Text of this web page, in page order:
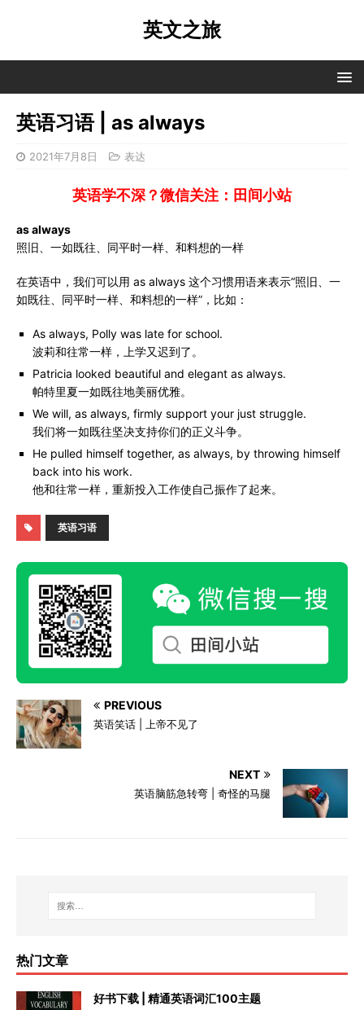
英文之旅
英语习语 | as always
2021年7月8日 表达
英语学不深？微信关注：田间小站
as always
照旧、一如既往、同平时一样、和料想的一样
在英语中，我们可以用 as always 这个习惯用语来表示“照旧、一
如既往、同平时一样、和料想的一样”，比如：
As always, Polly was late for school.
波莉和往常一样，上学又迟到了。
Patricia looked beautiful and elegant as always.
帕特里夏一如既往地美丽优雅。
We will, as always, firmly support your just struggle.
我们将一如既往坚决支持你们的正义斗争。
He pulled himself together, as always, by throwing himself
back into his work.
他和往常一样，重新投入工作使自己振作了起来。
英语习语
PREVIOUS
英语笑话 | 上帝不见了
NEXT
英语脑筋急转弯 | 奇怪的马腿
热门文章
好书下载 | 精通英语词汇100主题